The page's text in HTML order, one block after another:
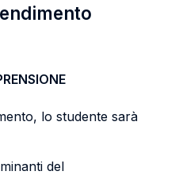
lo studente sarà
del